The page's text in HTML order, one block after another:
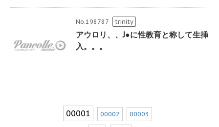
No.198787 trinity
アウロリ、、J●に性教育と称して生挿
入。。。
00001 00002 00003